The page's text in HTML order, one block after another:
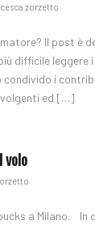
zorzetto
Il post è
difficile
i
ed […]
volo
a Milano.